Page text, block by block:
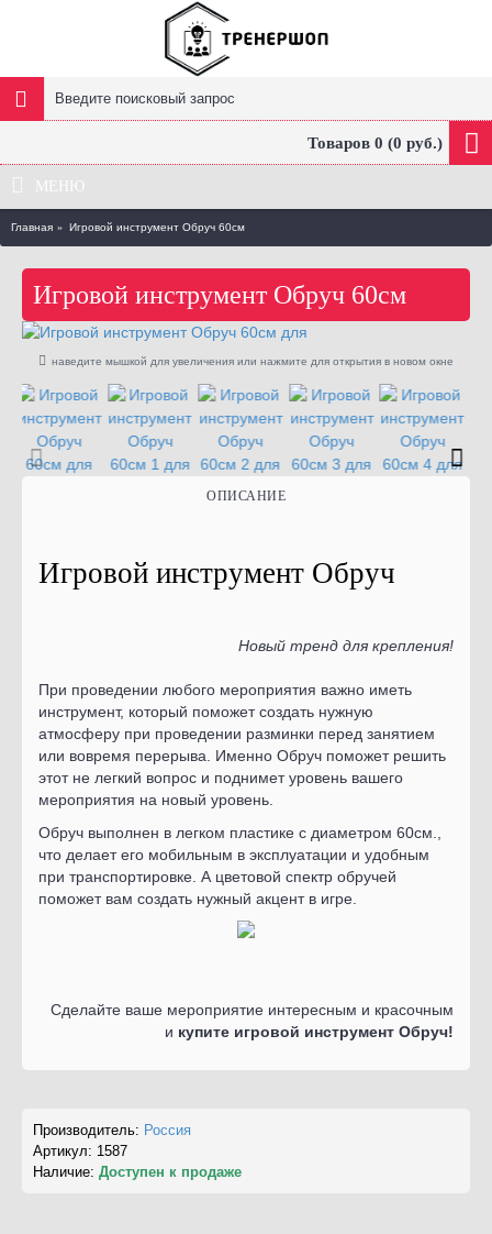
Товаров 0 (0 руб.)
МЕНЮ
Главная Игровой инструмент Обруч 60см
Игровой инструмент Обруч 60см
наведите мышкой для увеличения или нажмите для открытия в новом окне
ОПИСАНИЕ
Игровой инструмент Обруч
Новый тренд для крепления!
При проведении любого мероприятия важно иметь
инструмент, который поможет создать нужную
атмосферу при проведении разминки перед занятием
или вовремя перерыва. Именно Обруч поможет решить
этот не легкий вопрос и поднимет уровень вашего
мероприятия на новый уровень.
Обруч выполнен в легком пластике с диаметром 60см.,
что делает его мобильным в эксплуатации и удобным
при транспортировке. А цветовой спектр обручей
поможет вам создать нужный акцент в игре.
Сделайте ваше мероприятие интересным и красочным
и купите игровой инструмент Обруч!
Производитель: Россия
Артикул: 1587
Наличие: Доступен к продаже